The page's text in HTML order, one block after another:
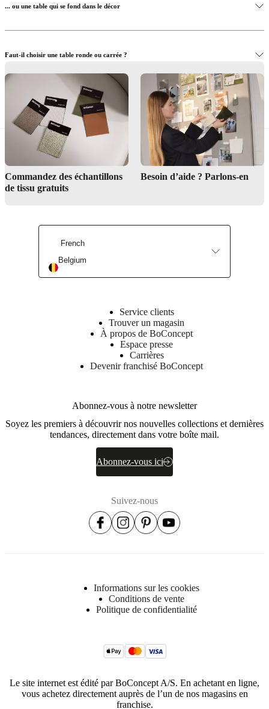
... ou une table qui se fond dans le décor
Faut-il choisir une table ronde ou carrée ?
Des tables avec différentes fonctions
Commandez des échantillons
de tissu gratuits
Besoin d’aide ? Parlons-en
French
Belgium
Service clients
Trouver un magasin
À propos de BoConcept
Espace presse
Carrières
Devenir franchisé BoConcept
Abonnez-vous à notre newsletter
Soyez les premiers à découvrir nos nouvelles collections et dernières
tendances, directement dans votre boîte mail.
Abonnez-vous ici
Suivez-nous
Informations sur les cookies
Conditions de vente
Politique de confidentialité
Le site internet est édité par BoConcept A/S. En achetant en ligne,
vous achetez directement auprès de l’un de nos magasins en
franchise.